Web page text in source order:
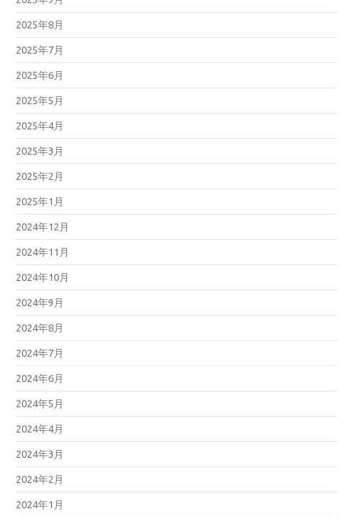
2025年8月
2025年7月
2025年6月
2025年5月
2025年4月
2025年3月
2025年2月
2025年1月
2024年12月
2024年11月
2024年10月
2024年9月
2024年8月
2024年7月
2024年6月
2024年5月
2024年4月
2024年3月
2024年2月
2024年1月